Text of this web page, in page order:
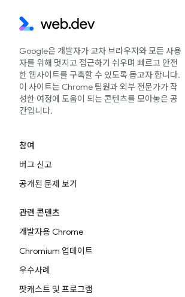
Google은 개발자가 교차 브라우저와 모든 사용
자를 위해 멋지고 접근하기 쉬우며 빠르고 안전
한 웹사이트를 구축할 수 있도록 돕고자 합니다.
이 사이트는 Chrome 팀원과 외부 전문가가 작
성한 여정에 도움이 되는 콘텐츠를 모아놓은 공
간입니다.
참여
버그 신고
공개된 문제 보기
관련 콘텐츠
개발자용 Chrome
Chromium 업데이트
우수사례
팟캐스트 및 프로그램